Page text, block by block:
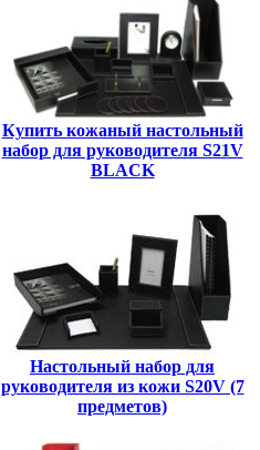
Купить кожаный настольный
набор для руководителя S21V
BLACK
Настольный набор для
руководителя из кожи S20V (7
предметов)